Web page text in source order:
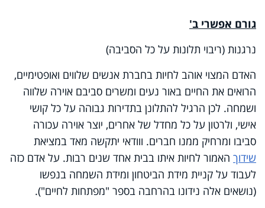
גורם אפשרי ב'
נרגנות (ריבוי תלונות על כל הסביבה)
האדם המצוי אוהב לחיות בחברת אנשים שלווים ואופטימיים,
הרואים את החיים באור נעים ומשרים סביבם אוירה שלווה
ושמחה. לכן הרגיל להתלונן בתדירות גבוהה על כל קושי
אישי, ולרטון על כל מחדל של אחרים, יוצר אוירה עכורה
סביבו ומרחיק ממנו חברים. ווודאי יתקשה מאד במציאת
שידוך האמור לחיות איתו בבית אחד שנים רבות. על אדם כזה
לעבוד על קניית מידת הביטחון ומידת השמחה בנפשו
(נושאים אלה נידונו בהרחבה בספר "מפתחות לחיים").